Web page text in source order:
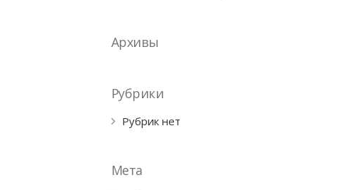
Архивы
Рубрики
Рубрик нет
Мета